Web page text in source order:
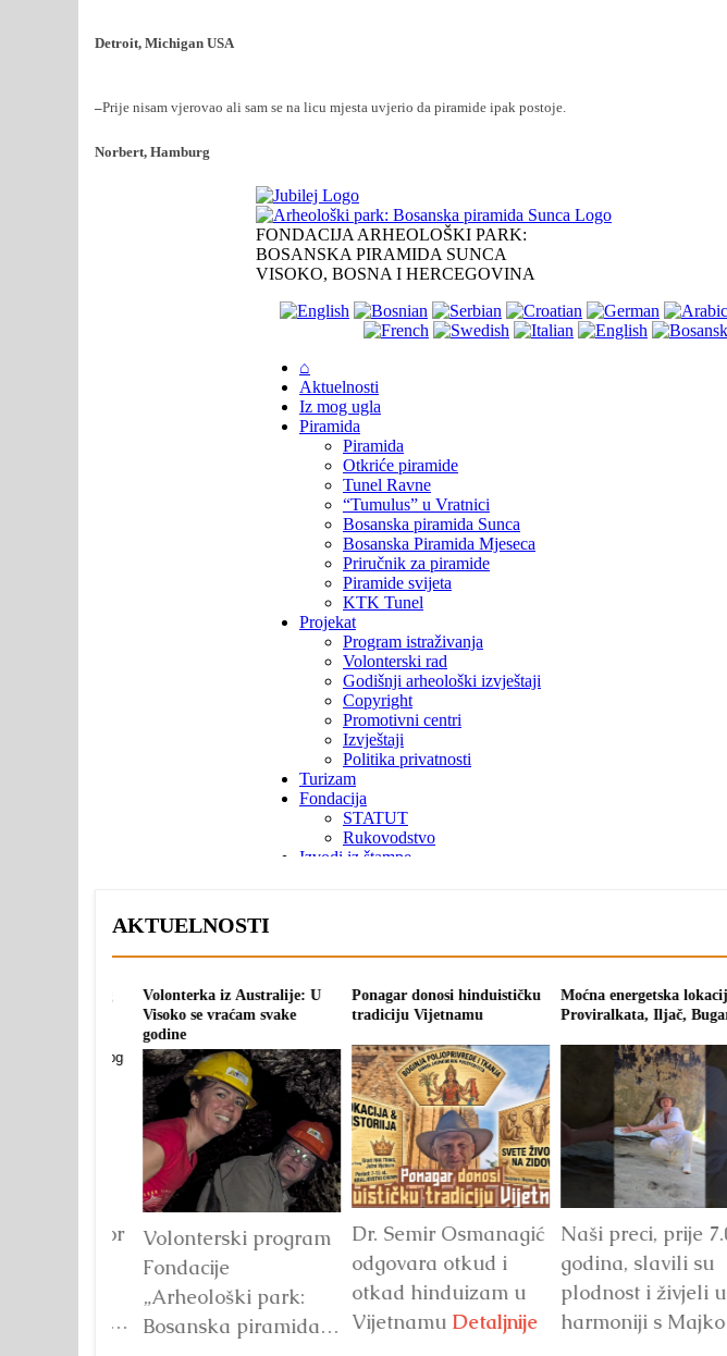
Detroit, Michigan USA
–Prije nisam vjerovao ali sam se na licu mjesta uvjerio da piramide ipak postoje.
Norbert, Hamburg
AKTUELNOSTI
Ponagar donosi hinduističku
tradiciju Vijetnamu
Dr. Semir Osmanagić
odgovara otkud i
otkad hinduizam u
VijetnamuDetaljnije
Moćna energetska lokacija:
Proviralkata, Iljač, Bugarska
Naši preci, prije 7.000
godina, slavili su
plodnost i živjeli u
harmoniji s Majkom
Promocija knjige o
Plejadama na bugarskom
Pronalazač
bosanskih piramida
Dr. Semir Osmanagić
promovirao je svoju